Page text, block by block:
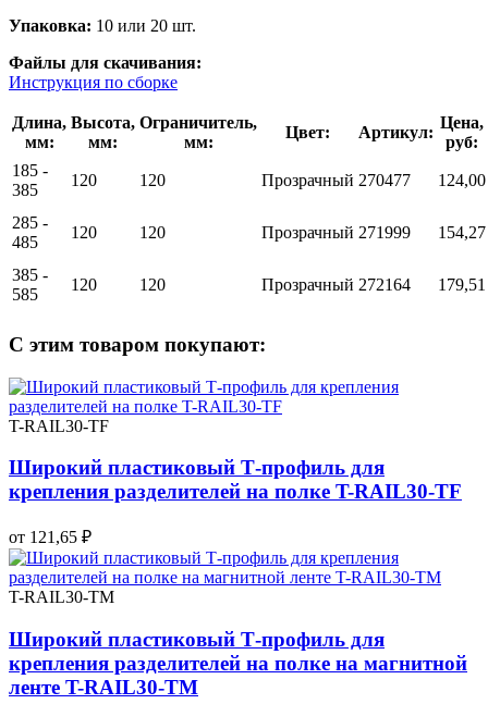
Упаковка: 10 или 20 шт.
Файлы для скачивания:
Инструкция по сборке
Длина,
мм:
Высота,
мм:
Ограничитель,
мм:
Цвет: Артикул:
Цена,
руб:
185 -
385
120 120 Прозрачный 270477 124,00
285 -
485
120 120 Прозрачный 271999 154,27
385 -
585
120 120 Прозрачный 272164 179,51
С этим товаром покупают:
T-RAIL30-TF
Широкий пластиковый Т-профиль для
крепления разделителей на полке T-RAIL30-TF
от 121,65 ₽
T-RAIL30-TM
Широкий пластиковый Т-профиль для
крепления разделителей на полке на магнитной
ленте T-RAIL30-TM